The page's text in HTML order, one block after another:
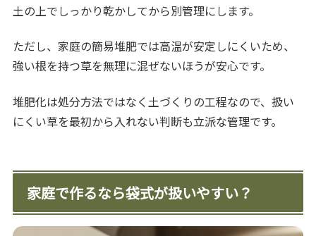
土の上でしっかり乾かしてから別管理にします。
ただし、家庭の簡易堆肥では高温が安定しにくいため、
強い根を持つ草を無理に混ぜないほうが安心です。
堆肥化は処分方法ではなく土づくりの工程なので、扱い
にくい草を最初から入れない判断も立派な管理です。
家庭で作るなら袋式が扱いやすい？